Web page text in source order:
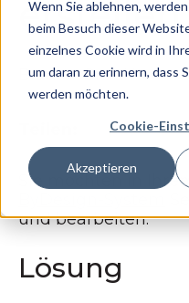
Wenn Sie ablehnen,
beim Besuch dieser
einzelnes Cookie wird in
um daran zu erinnern, dass
werden möchten.
Cookie-
Akzeptieren
erstellen
Bradler GmbH
Sie möchten in
und bearbeiten.
Lösung